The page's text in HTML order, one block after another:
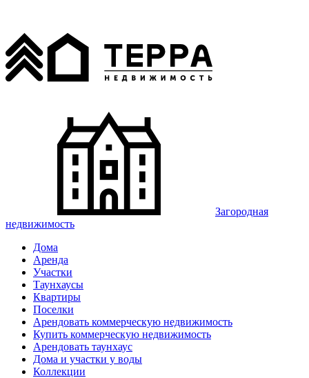
Загородная
недвижимость
Дома
Аренда
Участки
Таунхаусы
Квартиры
Поселки
Арендовать коммерческую недвижимость
Купить коммерческую недвижимость
Арендовать таунхаус
Дома и участки у воды
Коллекции